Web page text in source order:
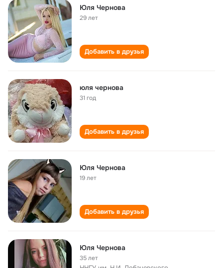
Юля Чернова
29 лет
Добавить в друзья
юля чернова
31 год
Добавить в друзья
Юля Чернова
19 лет
Добавить в друзья
Юля Чернова
35 лет